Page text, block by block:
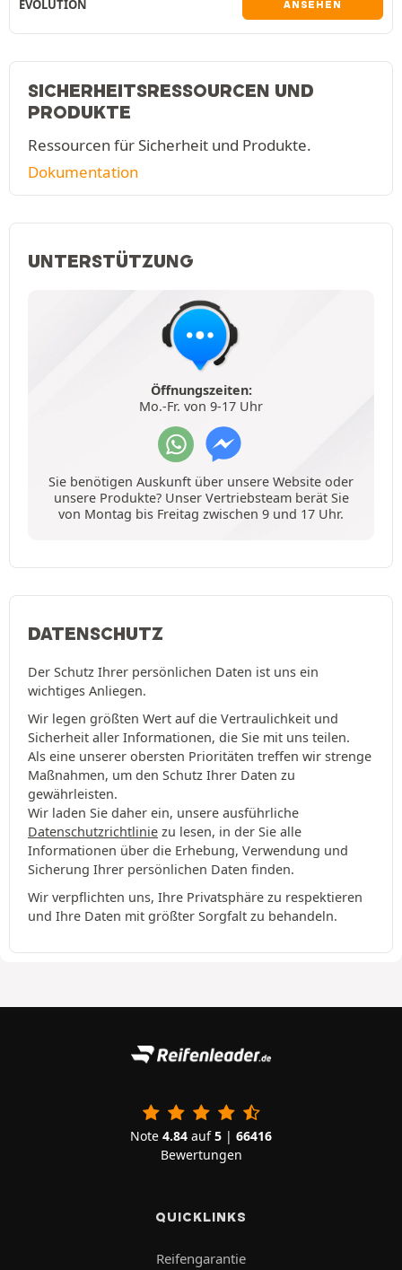
EVOLUTION ANSEHEN
SICHERHEITSRESSOURCEN UND
PRODUKTE
Ressourcen für Sicherheit und Produkte.
Dokumentation
UNTERSTÜTZUNG
Öffnungszeiten:
Mo.-Fr. von 9-17 Uhr
Sie benötigen Auskunft über unsere Website oder
unsere Produkte? Unser Vertriebsteam berät Sie
von Montag bis Freitag zwischen 9 und 17 Uhr.
DATENSCHUTZ
Der Schutz Ihrer persönlichen Daten ist uns ein
wichtiges Anliegen.
Wir legen größten Wert auf die Vertraulichkeit und
Sicherheit aller Informationen, die Sie mit uns teilen.
Als eine unserer obersten Prioritäten treffen wir strenge
Maßnahmen, um den Schutz Ihrer Daten zu
gewährleisten.
Wir laden Sie daher ein, unsere ausführliche
Datenschutzrichtlinie zu lesen, in der Sie alle
Informationen über die Erhebung, Verwendung und
Sicherung Ihrer persönlichen Daten finden.
Wir verpflichten uns, Ihre Privatsphäre zu respektieren
und Ihre Daten mit größter Sorgfalt zu behandeln.
Note 4.84 auf5 | 66416
Bewertungen
QUICKLINKS
Reifengarantie